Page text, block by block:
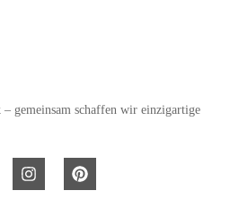
gemeinsam schaffen wir einzigartige